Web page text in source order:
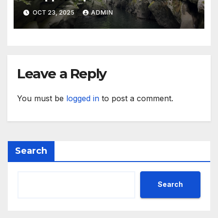
агенция за насърчаване на
малките и средните
предприятия
OCT 23, 2025 ADMIN
Leave a Reply
You must be logged in to post a comment.
Search
Search